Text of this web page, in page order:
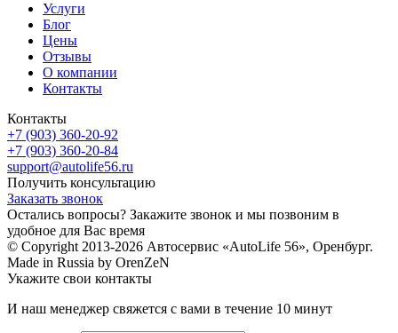
Услуги
Блог
Цены
Отзывы
О компании
Контакты
Контакты
+7 (903) 360-20-92
+7 (903) 360-20-84
support@autolife56.ru
Получить консультацию
Заказать звонок
Остались вопросы? Закажите звонок и мы позвоним в
удобное для Вас время
© Copyright 2013-2026 Автосервис «AutoLife 56», Оренбург.
Made in Russia by OrenZeN
Укажите свои контакты
И наш менеджер свяжется с вами в течение 10 минут